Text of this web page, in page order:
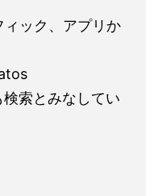
ィック、アプリか
索とみなしてい